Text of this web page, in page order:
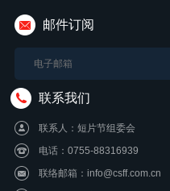
邮件订阅
联系我们
联系人：短片节组委会
电话：0755-88316939
联络邮箱：info@csff.com.cn